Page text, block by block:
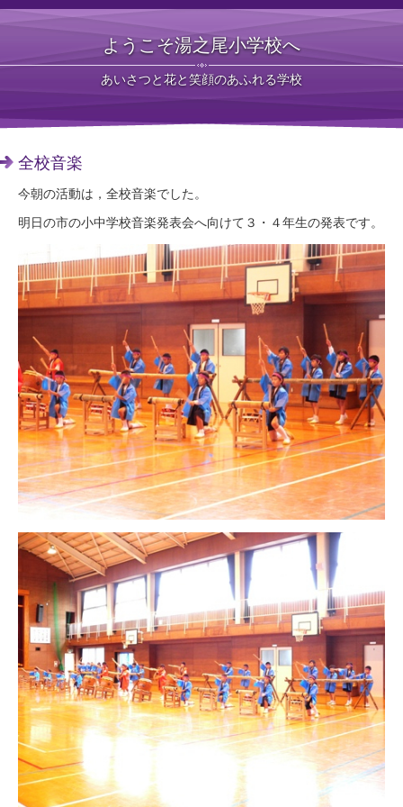
ようこそ湯之尾小学校へ
あいさつと花と笑顔のあふれる学校
全校音楽
今朝の活動は，全校音楽でした。
明日の市の小中学校音楽発表会へ向けて３・４年生の発表です。